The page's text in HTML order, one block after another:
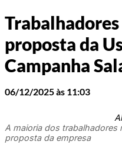
proposta da
Campanha
06/12/2025 às 11:03
A maioria dos trabalhadores
proposta da empresa